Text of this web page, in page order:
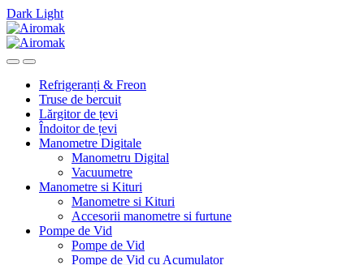
Dark Light
Skip
to
navigation
Skip
to
content
Refrigeranți & Freon
Truse de bercuit
Lărgitor de țevi
Îndoitor de țevi
Manometre Digitale
Manometru Digital
Vacuumetre
Manometre si Kituri
Manometre si Kituri
Accesorii manometre si furtune
Pompe de Vid
Pompe de Vid
Pompe de Vid cu Acumulator